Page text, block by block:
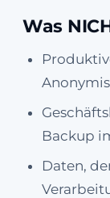
Was
Backup
Daten,